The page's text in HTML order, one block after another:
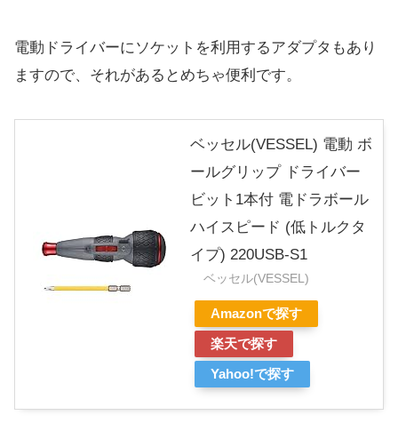
電動ドライバーにソケットを利用するアダプタもあり
ますので、それがあるとめちゃ便利です。
ベッセル(VESSEL) 電動 ボ
ールグリップ ドライバー
ビット1本付 電ドラボール
ハイスピード (低トルクタ
イプ) 220USB-S1
ベッセル(VESSEL)
Amazonで探す
楽天で探す
Yahoo!で探す